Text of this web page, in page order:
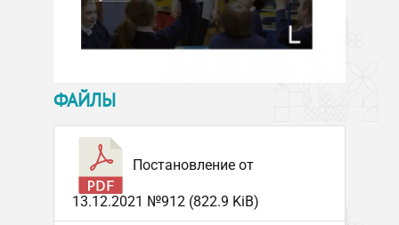
ФАЙЛЫ
Постановление от
13.12.2021 №912 (822.9 KiB)